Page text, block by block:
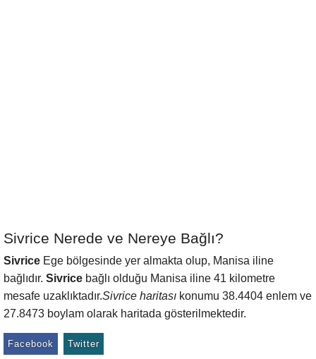
Sivrice Nerede ve Nereye Bağlı?
Sivrice Ege bölgesinde yer almakta olup, Manisa iline
bağlıdır. Sivrice bağlı olduğu Manisa iline 41 kilometre
mesafe uzaklıktadır.Sivrice haritası konumu 38.4404 enlem ve
27.8473 boylam olarak haritada gösterilmektedir.
Facebook Twitter